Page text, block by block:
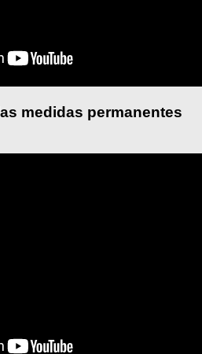
medidas permanentes